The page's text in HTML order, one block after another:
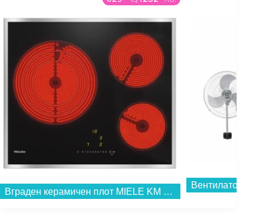
Вграден керамичен плот MIELE KM 6527 FR , Електрически...
Вентилатор